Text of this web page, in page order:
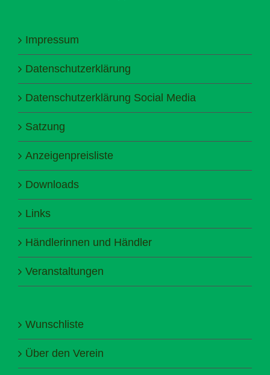
Impressum
Datenschutzerklärung
Datenschutzerklärung Social Media
Satzung
Anzeigenpreisliste
Downloads
Links
Händlerinnen und Händler
Veranstaltungen
Wunschliste
Über den Verein